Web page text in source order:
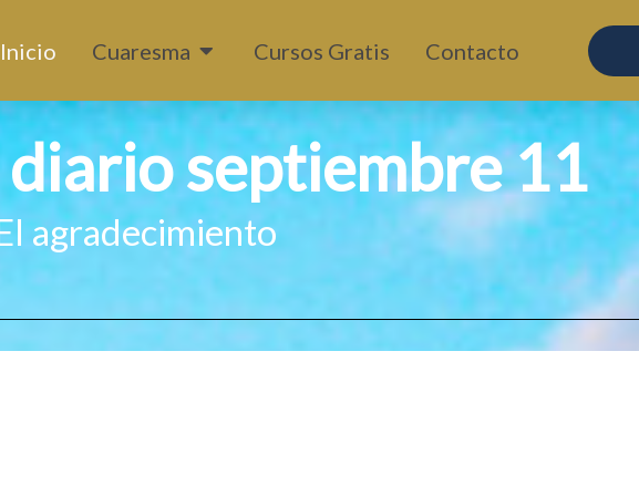
Inicio Cuaresma Abrir CuaresmaCursos Gratis Contacto
septiembre 11
agradecimiento